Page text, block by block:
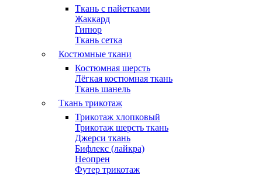
Ткань с пайетками
Жаккард
Гипюр
Ткань сетка
Костюмные ткани
Костюмная шерсть
Лёгкая костюмная ткань
Ткань шанель
Ткань трикотаж
Трикотаж хлопковый
Трикотаж шерсть ткань
Джерси ткань
Бифлекс (лайкра)
Неопрен
Футер трикотаж